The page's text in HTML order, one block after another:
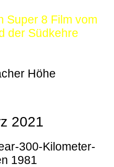
Super 8 Film vom
der Südkehre
Höhe
2021
300-Kilometer-
1981